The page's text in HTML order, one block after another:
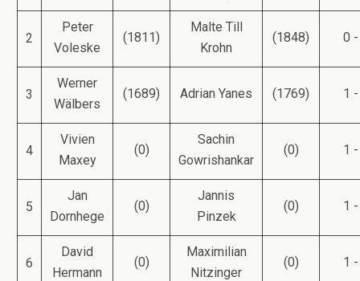
2
Peter
Voleske
(1811)
Malte Till
Krohn
(1848) 0
3
Werner
Wälbers
(1689) Adrian Yanes (1769) 1
4
Vivien
Maxey
(0)
Sachin
Gowrishankar
(0) 1
5
Jan
Dornhege
(0)
Jannis
Pinzek
(0) 1
6
David
Hermann
(0)
Maximilian
Nitzinger
(0) 1